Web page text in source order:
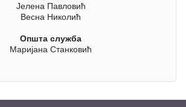
Јелена Павловић
Весна Николић
Општа служба
Маријана Станковић